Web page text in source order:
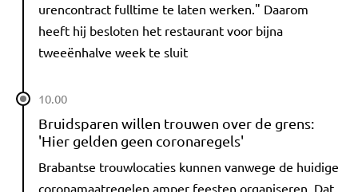
urencontract fulltime te laten werken." Daarom
heeft hij besloten het restaurant voor bijna
tweeënhalve week te sluit
10.00
Bruidsparen willen trouwen over de grens:
'Hier gelden geen coronaregels'
Brabantse trouwlocaties kunnen vanwege de huidige
coronamaatregelen amper feesten organiseren. Dat